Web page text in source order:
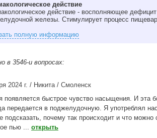
действие
действие - восполняющее
железы. Стимулирует процесс
полную информацию
в 3546-и вопросах:
2024 г. / Никита / Смоленск
появляется быстрое чувство насыщения. И эта
передается в поджелудочную. Я употреблял
подсказать, почему так происходит и что
пью ... открыть